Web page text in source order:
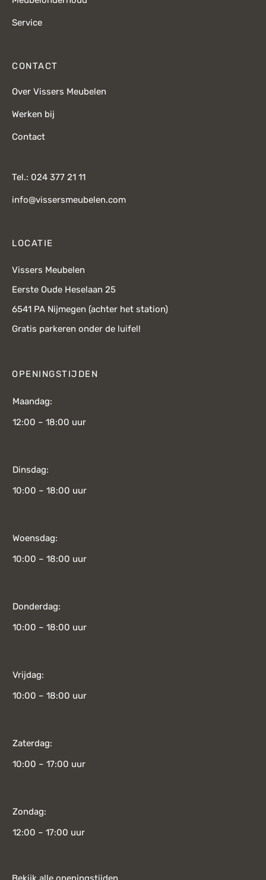
Service
CONTACT
Over Vissers Meubelen
Werken bij
Contact
Tel.: 024 377 21 11
info@vissersmeubelen.com
LOCATIE
Vissers Meubelen
Eerste Oude Heselaan 25
6541 PA Nijmegen (achter het station)
Gratis parkeren onder de luifel!
OPENINGSTIJDEN
Maandag:
12:00 – 18:00 uur
Dinsdag:
10:00 – 18:00 uur
Woensdag:
10:00 – 18:00 uur
Donderdag:
10:00 – 18:00 uur
Vrijdag:
10:00 – 18:00 uur
Zaterdag:
10:00 – 17:00 uur
Zondag:
12:00 – 17:00 uur